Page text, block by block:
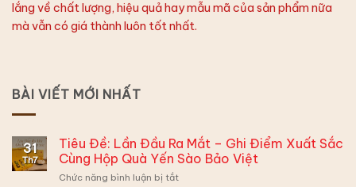
lắng về chất lượng, hiệu quả hay mẫu mã của sản phẩm nữa
mà vẫn có giá thành luôn tốt nhất.
BÀI VIẾT MỚI NHẤT
31
Th7
Tiêu Đề: Lần Đầu Ra Mắt – Ghi Điểm Xuất Sắc
Cùng Hộp Quà Yến Sào Bảo Việt
Chức năng bình luận bị tắtở